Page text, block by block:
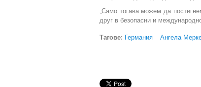
„Само тогава можем да
друг в безопасни и
Тагове: Германия Ангела